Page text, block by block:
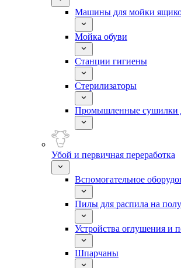
Машины для мойки
Мойка обуви
Станции гигиены
Стерилизаторы
Промышленные сушилки
Убой и первичная переработка
Вспомогательное
Пилы для распила на
Устройства оглушения и
Шпарчаны